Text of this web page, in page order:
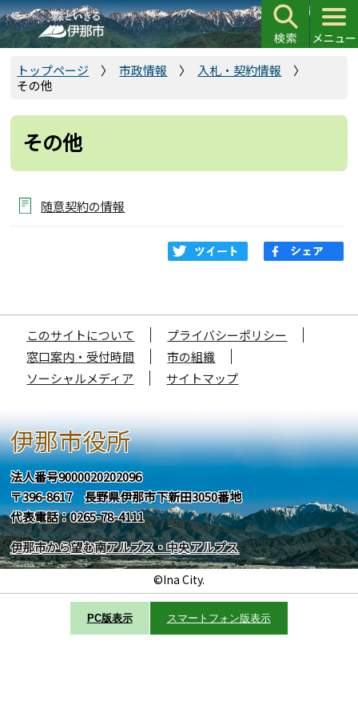
こ
の
ペ
で
トップページ 市政情報
入札・契約情報
その他
その他
随意契約の情報
このサイトについて
プライバシーポリシー
窓口案内・受付時間
市の組織
ソーシャルメディア
サイトマップ
伊那市役所
法人番号9000020202096
〒396-8617 長野県伊那市下新田3050番地
代表電話：0265-78-4111
伊那市から望む南アルプス・中央アルプス
©Ina City.
PC版表示 スマートフォン版表示